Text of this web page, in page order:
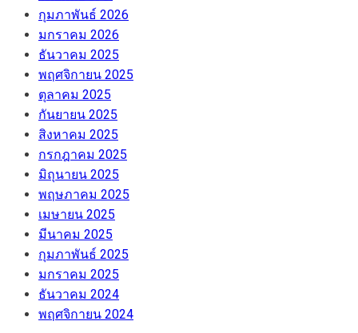
กุมภาพันธ์ 2026
มกราคม 2026
ธันวาคม 2025
พฤศจิกายน 2025
ตุลาคม 2025
กันยายน 2025
สิงหาคม 2025
กรกฎาคม 2025
มิถุนายน 2025
พฤษภาคม 2025
เมษายน 2025
มีนาคม 2025
กุมภาพันธ์ 2025
มกราคม 2025
ธันวาคม 2024
พฤศจิกายน 2024